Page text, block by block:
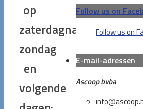
op
zaterdagnamiddag,
zondag
en
volgende
Follow us on
Follow us on
E-mail-adressen
Ascoop bvba